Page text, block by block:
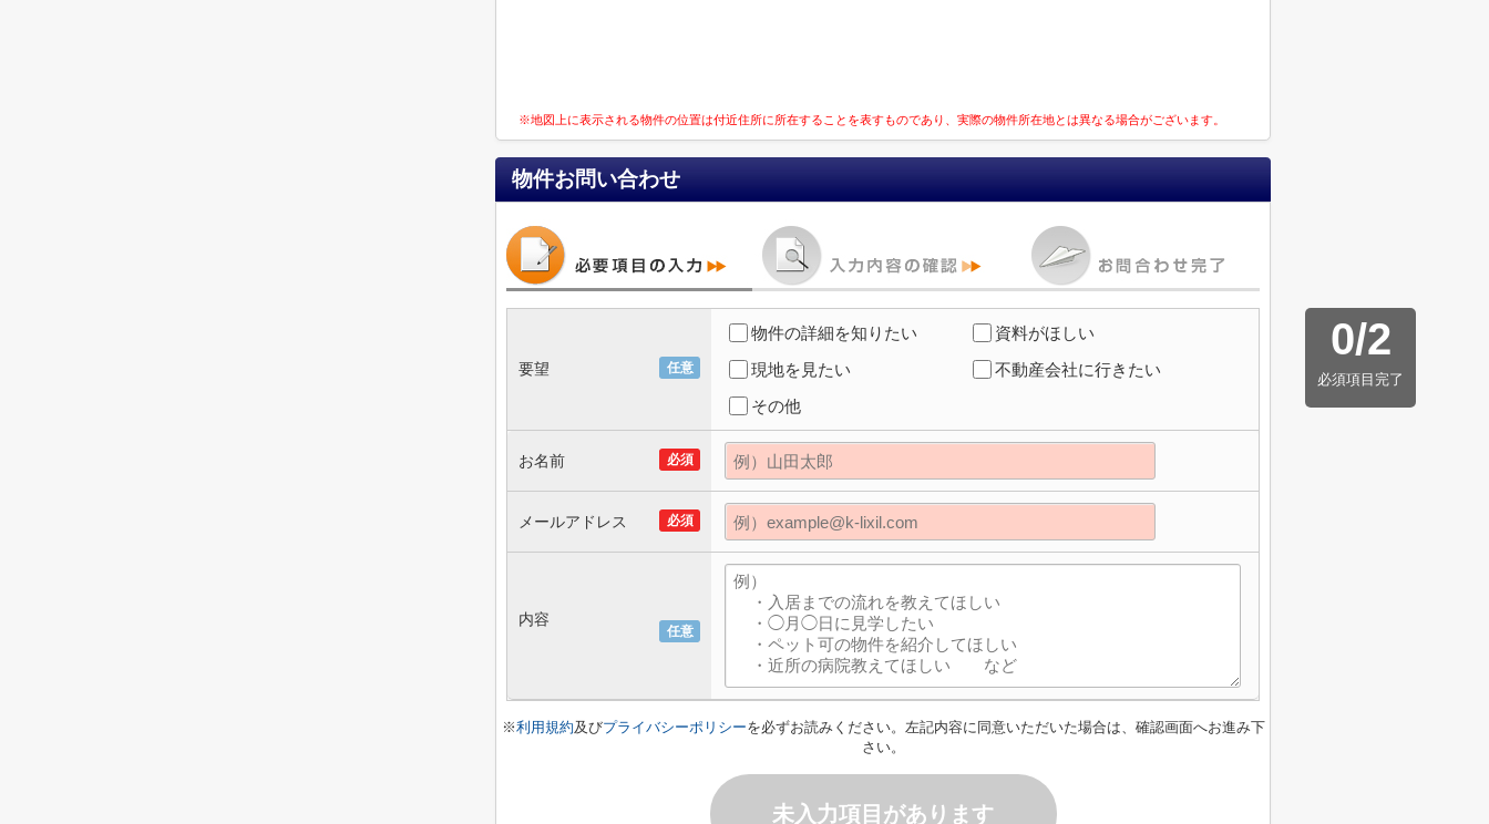
※地図上に表示される物件の位置は付近住所に所在することを表すものであり、実際の物件所在地とは異なる場合がございます。
物件お問い合わせ
0/2
必須項目完了
任意
要望
物件の詳細を知りたい
資料がほしい
現地を見たい
不動産会社に行きたい
その他
必須
お名前
必須
メールアドレス
任意
内容
※利用規約及びプライバシーポリシーを必ずお読みください。左記内容に同意いただいた場合は、確認画面へお進み下
さい。
未入力項目があります